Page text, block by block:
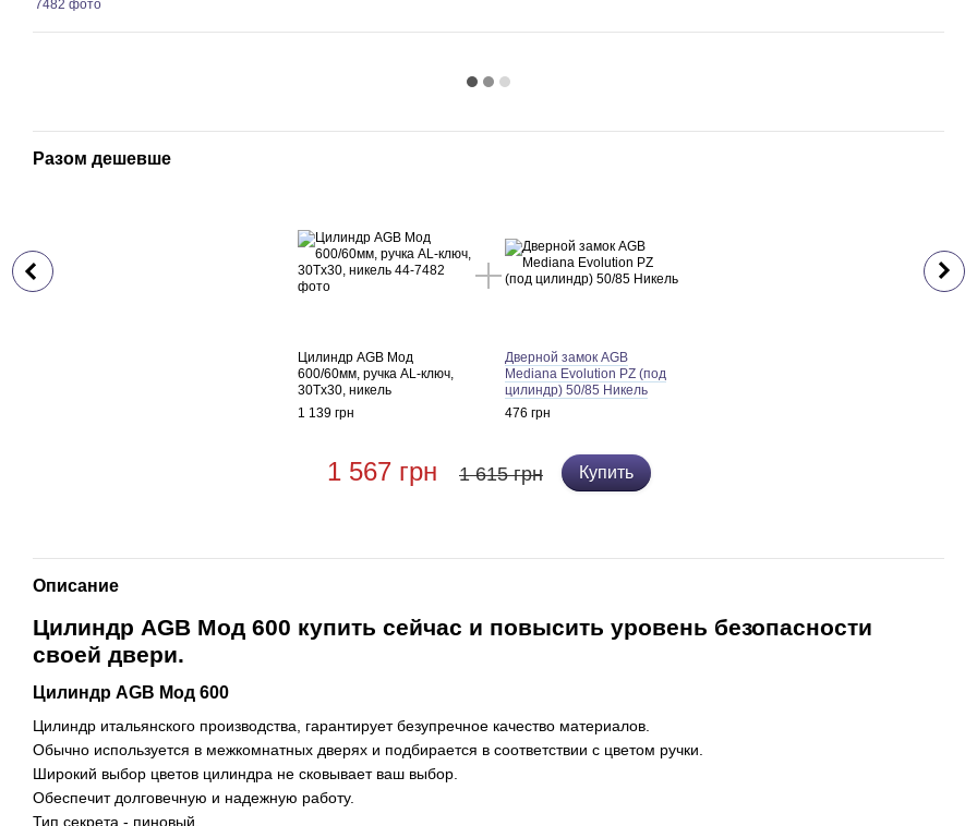
Разом дешевше
Цилиндр AGB Мод
600/60мм, ручка AL-ключ,
30Tx30, никель
1 139 грн
Дверной замок AGB
Mediana Evolution PZ (под
цилиндр) 50/85 Никель
476 грн
1 567 грн 1 615 грн Купить
Описание
Цилиндр AGB Мод 600 купить сейчас и повысить уровень безопасности
своей двери.
Цилиндр AGB Мод 600
Цилиндр итальянского производства, гарантирует безупречное качество материалов.
Обычно используется в межкомнатных дверях и подбирается в соответствии с цветом ручки.
Широкий выбор цветов цилиндра не сковывает ваш выбор.
Обеспечит долговечную и надежную работу.
Тип секрета - пиновый.